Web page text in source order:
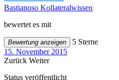
Bastianoso Kollateralwissen
bewertet es mit
Bewertung anzeigen
5 Sterne
15. November 2015
Zurück Weiter
Status veröffentlicht